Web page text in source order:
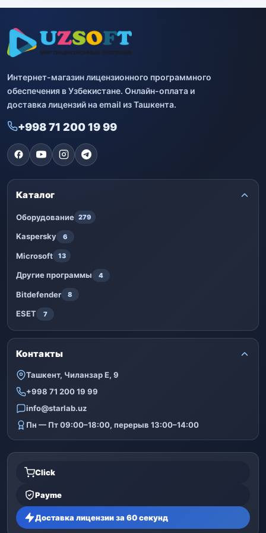
Bitdefender 8
ESET
PRO32
Dr.Web
Jivo
Онлайн кинотеатр IVI 3
Интернет-магазин лицензионного программного
обеспечения в Узбекистане. Онлайн-оплата и
доставка лицензий на email из Ташкента.
+998 71 200 19 99
Каталог
Оборудование 279
Kaspersky 6
Microsoft 13
Другие программы 4
Bitdefender 8
ESET 7
Контакты
Ташкент, Чиланзар Е, 9
+998 71 200 19 99
info@starlab.uz
Пн — Пт 09:00–18:00, перерыв 13:00–14:00
Click
Payme
Доставка лицензии за 60 секунд